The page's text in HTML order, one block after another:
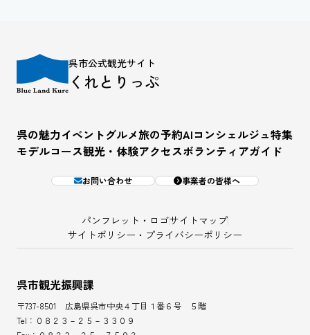
呉市公式観光サイト
くれとりっぷ
呉の魅力イベントグルメ旅の予約AIコンシェルジュ特集
モデルコース観光・体験アクセスボランティアガイド
お問い合わせ 事業者の皆様へ
パンフレット・ロゴサイトマップ
サイトポリシー・プライバシーポリシー
呉市観光振興課
〒737-8501 広島県呉市中央４丁目１番６号 ５階
Tel：０８２３－２５－３３０９